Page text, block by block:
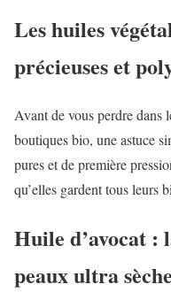
Les huiles
précieuses et
Avant de vous perdre dans
boutiques bio, une astuce
pures et de première
qu’elles gardent tous leurs
Huile d’avocat :
peaux ultra